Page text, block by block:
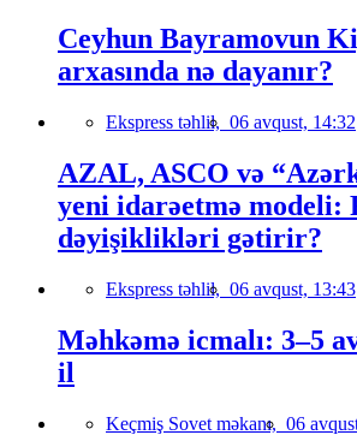
Ceyhun Bayramovun
arxasında nə dayanır?
Ekspress təhlil, 06 avqust, 14:32
AZAL, ASCO və
yeni idarəetmə modeli:
dəyişiklikləri gətirir?
Ekspress təhlil, 06 avqust, 13:43
Məhkəmə icmalı: 3–5
il
Keçmiş Sovet məkanı, 06